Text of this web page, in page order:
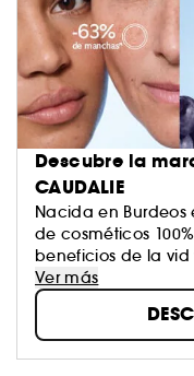
Descubre la
CAUDALIE
Nacida en Burdeos
de cosméticos
beneficios de la
Mathilde y Bertrand
polifenoles, los
mundo vegetal.
naturales, eficaces
una estricta carta
Ver más